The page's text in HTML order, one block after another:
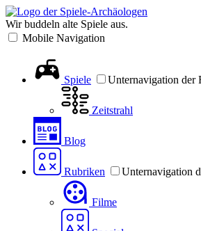
Wir buddeln alte Spiele aus.
Mobile Navigation
Spiele Unternavigation der
Zeitstrahl
Blog
Rubriken Unternavigation
Filme